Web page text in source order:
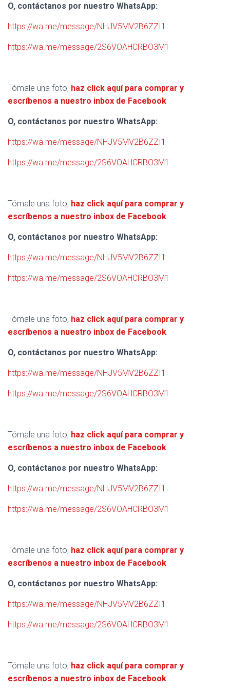
O, contáctanos por nuestro WhatsApp:
https://wa.me/message/NHJV5MV2B6ZZI1
https://wa.me/message/2S6VOAHCRBO3M1
Tómale una foto, haz click aquí para comprar y
escríbenos a nuestro inbox de Facebook
O, contáctanos por nuestro WhatsApp:
https://wa.me/message/NHJV5MV2B6ZZI1
https://wa.me/message/2S6VOAHCRBO3M1
Tómale una foto, haz click aquí para comprar y
escríbenos a nuestro inbox de Facebook
O, contáctanos por nuestro WhatsApp:
https://wa.me/message/NHJV5MV2B6ZZI1
https://wa.me/message/2S6VOAHCRBO3M1
Tómale una foto, haz click aquí para comprar y
escríbenos a nuestro inbox de Facebook
O, contáctanos por nuestro WhatsApp:
https://wa.me/message/NHJV5MV2B6ZZI1
https://wa.me/message/2S6VOAHCRBO3M1
Tómale una foto, haz click aquí para comprar y
escríbenos a nuestro inbox de Facebook
O, contáctanos por nuestro WhatsApp:
https://wa.me/message/NHJV5MV2B6ZZI1
https://wa.me/message/2S6VOAHCRBO3M1
Tómale una foto, haz click aquí para comprar y
escríbenos a nuestro inbox de Facebook
O, contáctanos por nuestro WhatsApp:
https://wa.me/message/NHJV5MV2B6ZZI1
https://wa.me/message/2S6VOAHCRBO3M1
Tómale una foto, haz click aquí para comprar y
escríbenos a nuestro inbox de Facebook